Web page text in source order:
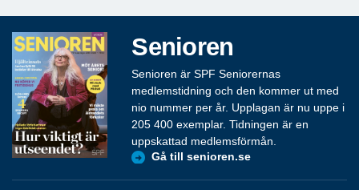
Senioren
Senioren är SPF Seniorernas
medlemstidning och den kommer ut med
nio nummer per år. Upplagan är nu uppe i
205 400 exemplar. Tidningen är en
uppskattad medlemsförmån.
Gå till senioren.se